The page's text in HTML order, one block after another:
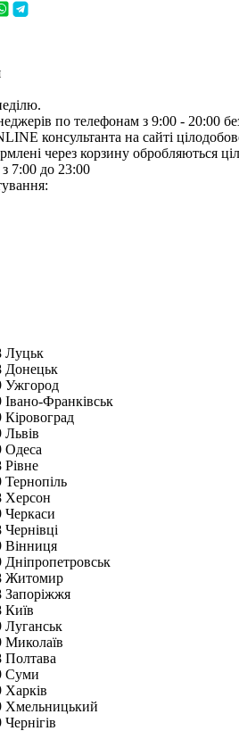
по телефонам з 9:00 - 20:00
консультанта на сайті
через корзину обробляються
7:00 до 23:00
Луцьк
Донецьк
Ужгород
Івано-Франківськ
Кіровоград
Львів
Одеса
Рівне
Тернопіль
Херсон
Черкаси
Чернівці
Вінниця
Дніпропетровськ
Житомир
Запоріжжя
Київ
Луганськ
Миколаїв
Полтава
Суми
Харків
Хмельницький
Чернігів